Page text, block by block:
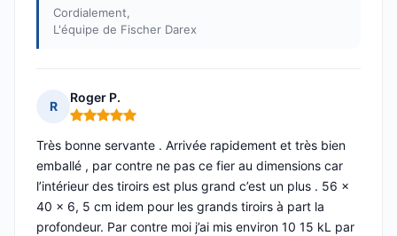
Cordialement,
L'équipe de Fischer Darex
R
Roger P.
Note : 5 sur 5
Très bonne servante . Arrivée rapidement et très bien
emballé , par contre ne pas ce fier au dimensions car
l’intérieur des tiroirs est plus grand c’est un plus . 56 x
40 x 6, 5 cm idem pour les grands tiroirs à part la
profondeur. Par contre moi j’ai mis environ 10 15 kL par